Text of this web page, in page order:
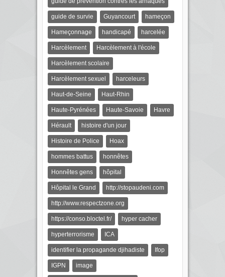
guide de survie Guyancourt hameçon
Hameçonnage handicapé harcelée
Harcèlement Harcèlement à l'école
Harcèlement scolaire
Harcèlement sexuel harceleurs
Haut-de-Seine Haut-Rhin
Haute-Pyrénées Haute-Savoie Havre
Hérault histoire d'un jour
Histoire de Police Hoax
hommes battus honnêtes
Honnêtes gens hôpital
Hôpital le Grand http://stopaudeni.com
http://www.respectzone.org
https://conso.bloctel.fr/ hyper cacher
hyperterrorisme ICA
identifier la propagande djihadiste Ifop
IGPN image